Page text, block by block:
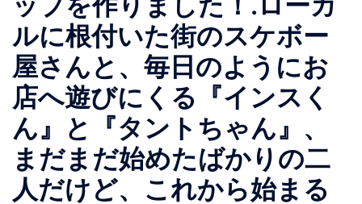
ルに根付いた街のスケボー
屋さんと、毎日のようにお
店へ遊びにくる『インスく
ん』と『タントちゃん』、
まだまだ始めたばかりの二
人だけど、これから始まる